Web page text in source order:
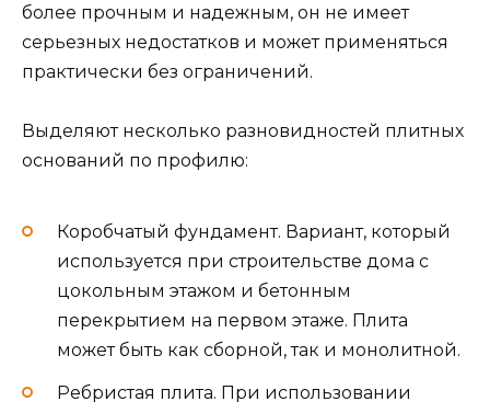
более прочным и надежным, он не имеет
серьезных недостатков и может применяться
практически без ограничений.
Выделяют несколько разновидностей плитных
оснований по профилю:
Коробчатый фундамент. Вариант, который
используется при строительстве дома с
цокольным этажом и бетонным
перекрытием на первом этаже. Плита
может быть как сборной, так и монолитной.
Ребристая плита. При использовании